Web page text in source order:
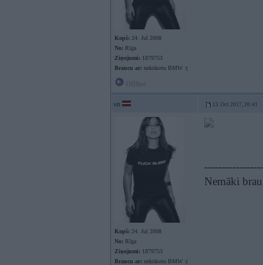
Kopš: 24. Jul 2008
No: Rīga
Ziņojumi: 1879753
Braucu ar: nekrāsotu BMW :(
sn 13. Oct 2017, 20:41
Kopš: 24. Jul 2008
No: Rīga
Ziņojumi: 1879753
Braucu ar: nekrāsotu BMW :(
Nemāki